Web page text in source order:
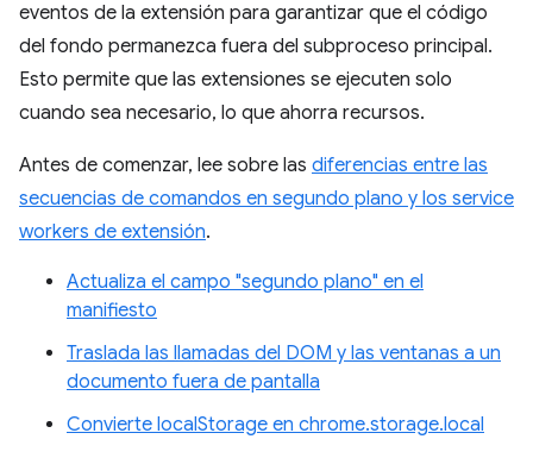
eventos de la extensión para garantizar que el código
del fondo permanezca fuera del subproceso principal.
Esto permite que las extensiones se ejecuten solo
cuando sea necesario, lo que ahorra recursos.
Antes de comenzar, lee sobre las diferencias entre las
secuencias de comandos en segundo plano y los service
workers de extensión.
Actualiza el campo "segundo plano" en el
manifiesto
Traslada las llamadas del DOM y las ventanas a un
documento fuera de pantalla
Convierte localStorage en chrome.storage.local